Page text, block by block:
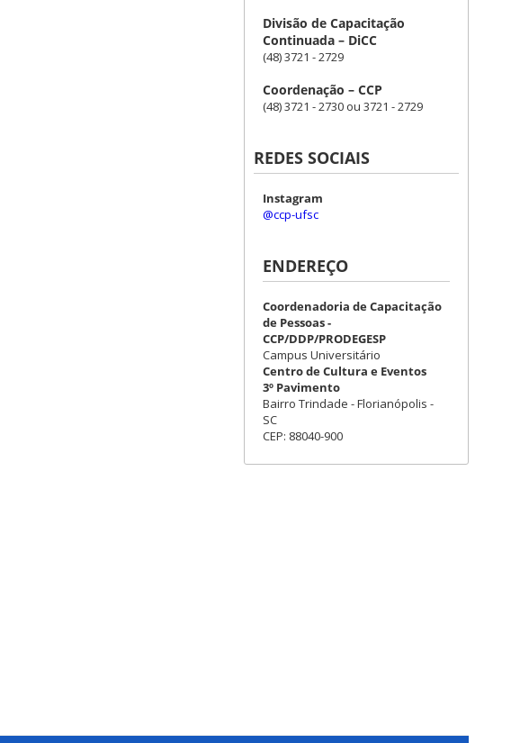
Divisão de Capacitação
Continuada – DiCC
(48) 3721 - 2729
Coordenação – CCP
(48) 3721 - 2730 ou 3721 - 2729
REDES SOCIAIS
Instagram
@ccp-ufsc
ENDEREÇO
Coordenadoria de Capacitação
de Pessoas -
CCP/DDP/PRODEGESP
Campus Universitário
Centro de Cultura e Eventos
3º Pavimento
Bairro Trindade - Florianópolis -
SC
CEP: 88040-900